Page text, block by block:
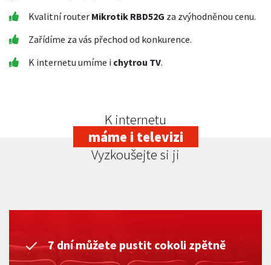
Kvalitní router Mikrotik RBD52G za zvýhodněnou cenu.
Zařídíme za vás přechod od konkurence.
K internetu umíme i chytrou TV.
K internetu
máme i televizi
Vyzkoušejte si ji
7 dní můžete pustit cokoli zpětně